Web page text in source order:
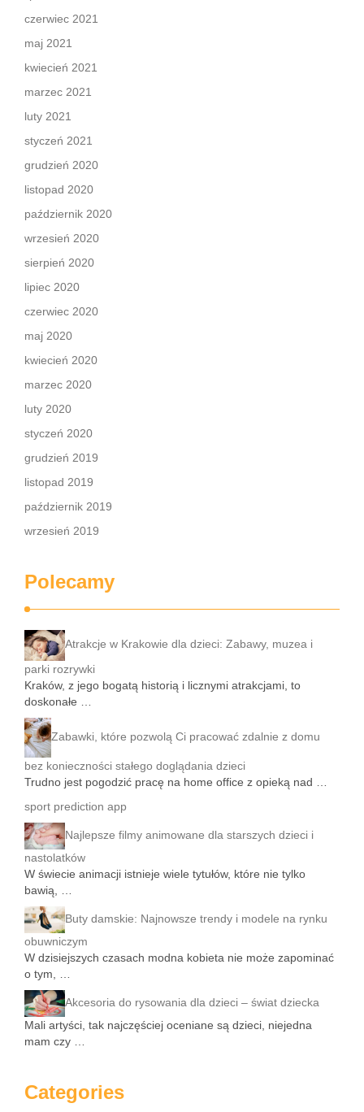
czerwiec 2021
maj 2021
kwiecień 2021
marzec 2021
luty 2021
styczeń 2021
grudzień 2020
listopad 2020
październik 2020
wrzesień 2020
sierpień 2020
lipiec 2020
czerwiec 2020
maj 2020
kwiecień 2020
marzec 2020
luty 2020
styczeń 2020
grudzień 2019
listopad 2019
październik 2019
wrzesień 2019
Polecamy
Atrakcje w Krakowie dla dzieci: Zabawy, muzea i
parki rozrywki
Kraków, z jego bogatą historią i licznymi atrakcjami, to
doskonałe …
Zabawki, które pozwolą Ci pracować zdalnie z domu
bez konieczności stałego doglądania dzieci
Trudno jest pogodzić pracę na home office z opieką nad …
sport prediction app
Najlepsze filmy animowane dla starszych dzieci i
nastolatków
W świecie animacji istnieje wiele tytułów, które nie tylko
bawią, …
Buty damskie: Najnowsze trendy i modele na rynku
obuwniczym
W dzisiejszych czasach modna kobieta nie może zapominać
o tym, …
Akcesoria do rysowania dla dzieci – świat dziecka
Mali artyści, tak najczęściej oceniane są dzieci, niejedna
mam czy …
Categories